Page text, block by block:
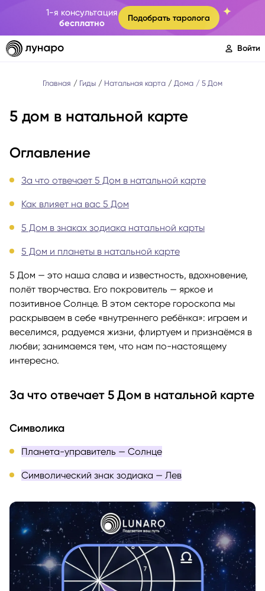
1-я консультация
бесплатно
Подобрать таролога
Войти
Главная Гиды Натальная карта Дома 5 Дом
5 дом в натальной карте
Оглавление
За что отвечает 5 Дом в натальной карте
Как влияет на вас 5 Дом
5 Дом в знаках зодиака натальной карты
5 Дом и планеты в натальной карте
5 Дом — это наша слава и известность, вдохновение,
полёт творчества. Его покровитель — яркое и
позитивное Солнце. В этом секторе гороскопа мы
раскрываем в себе «внутреннего ребёнка»: играем и
веселимся, радуемся жизни, флиртуем и признаёмся в
любви; занимаемся тем, что нам по-настоящему
интересно.
За что отвечает 5 Дом в натальной карте
Символика
Планета-управитель — Солнце
Символический знак зодиака — Лев